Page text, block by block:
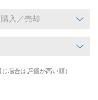
場合は評価が高い順）